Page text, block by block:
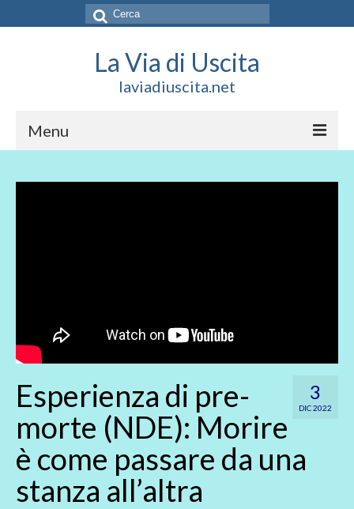
Cerca:
La Via di Uscita
laviadiuscita.net
Menu
3
DIC 2022
Esperienza di pre-
morte (NDE): Morire
è come passare da una
stanza all’altra